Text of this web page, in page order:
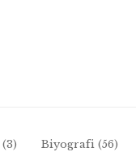
(3) Biyografi (56)